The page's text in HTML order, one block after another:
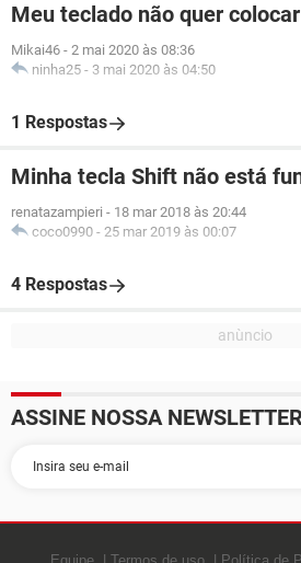
Meu teclado não quer
Mikai46 - 2 mai 2020 às 08:36
ninha25 - 3 mai 2020 às 04:50
1 Respostas
Minha tecla Shift não está
renatazampieri - 18 mar 2018 às 20:44
coco0990 - 25 mar 2019 às 00:07
4 Respostas
ASSINE NOSSA